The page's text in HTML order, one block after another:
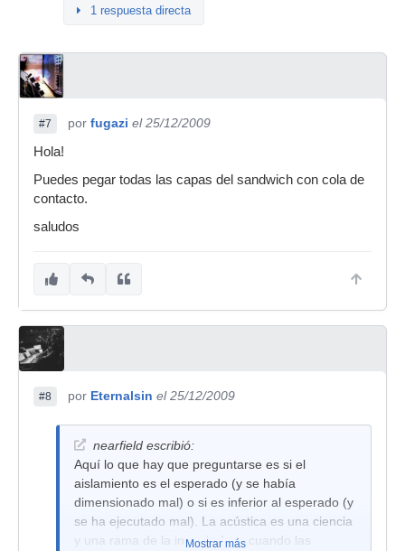
1 respuesta directa
#7 por fugazi el 25/12/2009
Hola!
Puedes pegar todas las capas del sandwich con cola de
contacto.
saludos
#8 por Eternalsin el 25/12/2009
nearfield escribió:
Aquí lo que hay que preguntarse es si el
aislamiento es el esperado (y se había
dimensionado mal) o si es inferior al esperado (y
se ha ejecutado mal). La acústica es una ciencia
y una rama de la ingeniería, y cuando las
Mostrar más